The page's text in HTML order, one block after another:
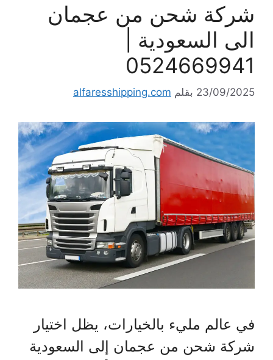
شركة شحن من عجمان
الى السعودية |
0524669941
23/09/2025 بقلم alfaresshipping.com
في عالم مليء بالخيارات، يظل اختيار
شركة شحن من عجمان إلى السعودية